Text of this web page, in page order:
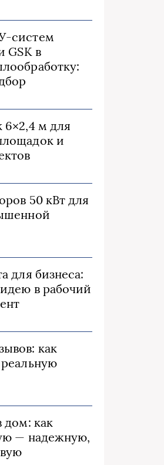
систем
GSK в
6×2,4 м для
и
50 кВт для
для бизнеса:
в рабочий
как
дом: как
— надежную,